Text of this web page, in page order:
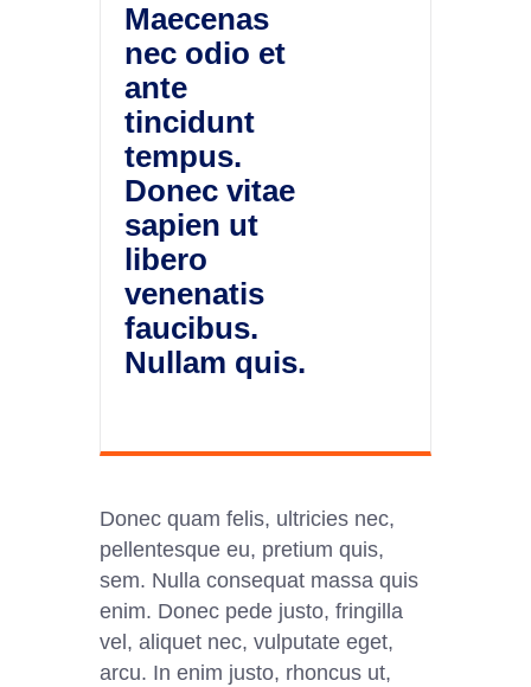
Maecenas
nec odio et
ante
tincidunt
tempus.
Donec vitae
sapien ut
libero
venenatis
faucibus.
Nullam quis.
Donec quam felis, ultricies nec,
pellentesque eu, pretium quis,
sem. Nulla consequat massa quis
enim. Donec pede justo, fringilla
vel, aliquet nec, vulputate eget,
arcu. In enim justo, rhoncus ut,